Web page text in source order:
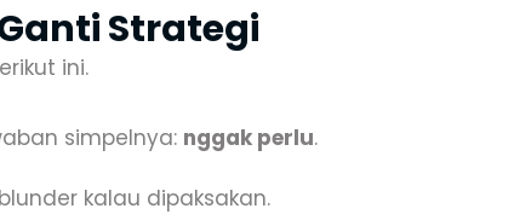
Strategi
ini.
simpelnya: nggak perlu.
kalau dipaksakan.